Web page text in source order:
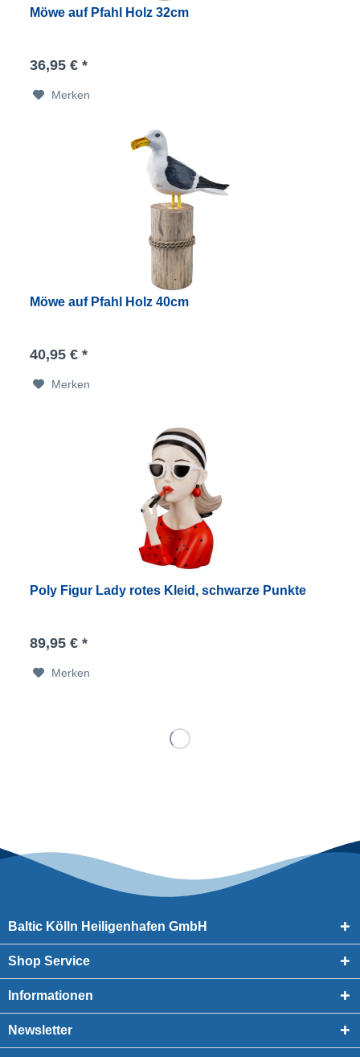
Möwe auf Pfahl Holz 32cm
36,95 € *
Merken
Möwe auf Pfahl Holz 40cm
40,95 € *
Merken
Poly Figur Lady rotes Kleid, schwarze Punkte
89,95 € *
Merken
Baltic Kölln Heiligenhafen GmbH
Shop Service
Informationen
Newsletter